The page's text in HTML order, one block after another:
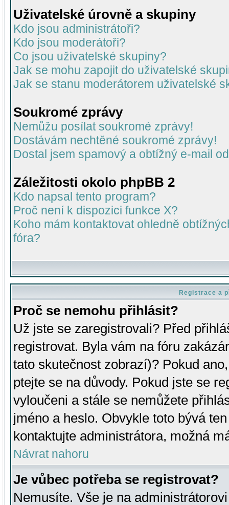
Uživatelské úrovně a skupiny
Kdo jsou administrátoři?
Kdo jsou moderátoři?
Co jsou uživatelské skupiny?
Jak se mohu zapojit do uživatelské
Jak se stanu moderátorem uživatelské
Soukromé zprávy
Nemůžu posílat soukromé zprávy!
Dostávám nechtěné soukromé zprávy!
Dostal jsem spamový a obtížný e-mail
Záležitosti okolo phpBB 2
Kdo napsal tento program?
Proč není k dispozici funkce X?
Koho mám kontaktovat ohledně
fóra?
Registrace a
Proč se nemohu přihlásit?
Už jste se zaregistrovali? Před
registrovat. Byla vám na fóru
tato skutečnost zobrazí)? Pokud
ptejte se na důvody. Pokud jste se
vyloučeni a stále se nemůžete
jméno a heslo. Obvykle toto bývá
kontaktujte administrátora, možná
Návrat nahoru
Je vůbec potřeba se registrovat?
Nemusíte. Vše je na